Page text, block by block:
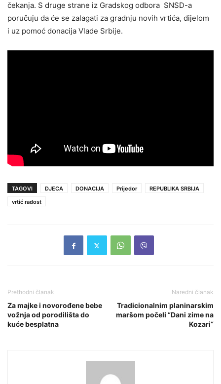
čekanja. S druge strane iz Gradskog odbora SNSD-a
poručuju da će se zalagati za gradnju novih vrtića, dijelom
i uz pomoć donacija Vlade Srbije.
TAGOVI DJECA DONACIJA Prijedor
REPUBLIKA SRBIJA
vrtić radost
Prethodni članak
Za majke i novorođene bebe
vožnja od porodilišta do
kuće besplatna
Naredni članak
Tradicionalnim planinarskim
maršom počeli “Dani zime na
Kozari“